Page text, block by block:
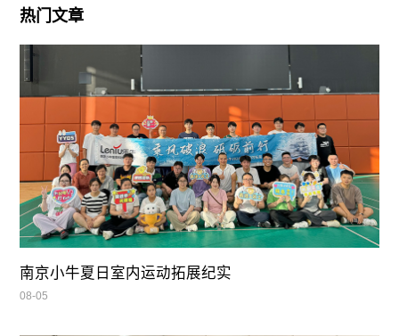
热门文章
南京小牛夏日室内运动拓展纪实
08-05